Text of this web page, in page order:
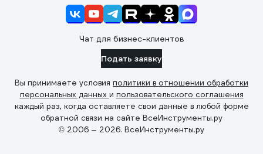
Чат для бизнес-клиентов
Подать заявку
Вы принимаете условия политики в отношении обработки
персональных данных и пользовательского соглашения
каждый раз, когда оставляете свои данные в любой форме
обратной связи на сайте ВсеИнструменты.ру
© 2006 — 2026. ВсеИнструменты.ру